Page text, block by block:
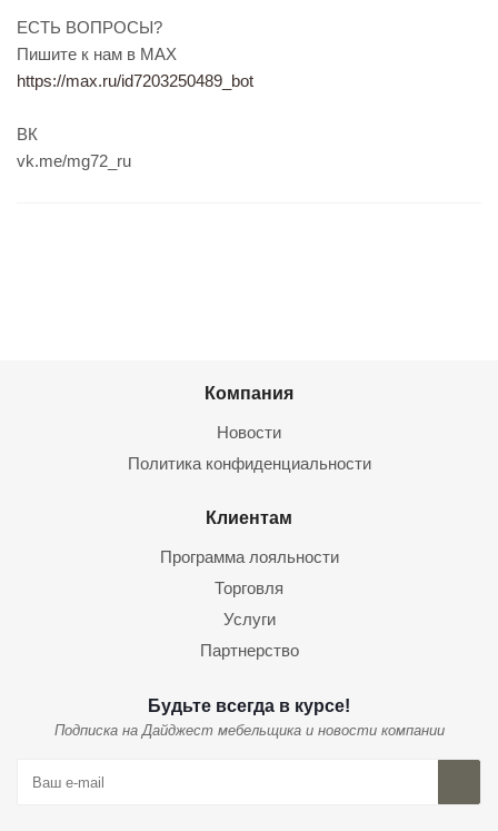
ЕСТЬ ВОПРОСЫ?
Пишите к нам в МАХ
https://max.ru/id7203250489_bot
ВК
vk.me/mg72_ru
Компания
Новости
Политика конфиденциальности
Клиентам
Программа лояльности
Торговля
Услуги
Партнерство
Будьте всегда в курсе!
Подписка на Дайджест мебельщика и новости компании